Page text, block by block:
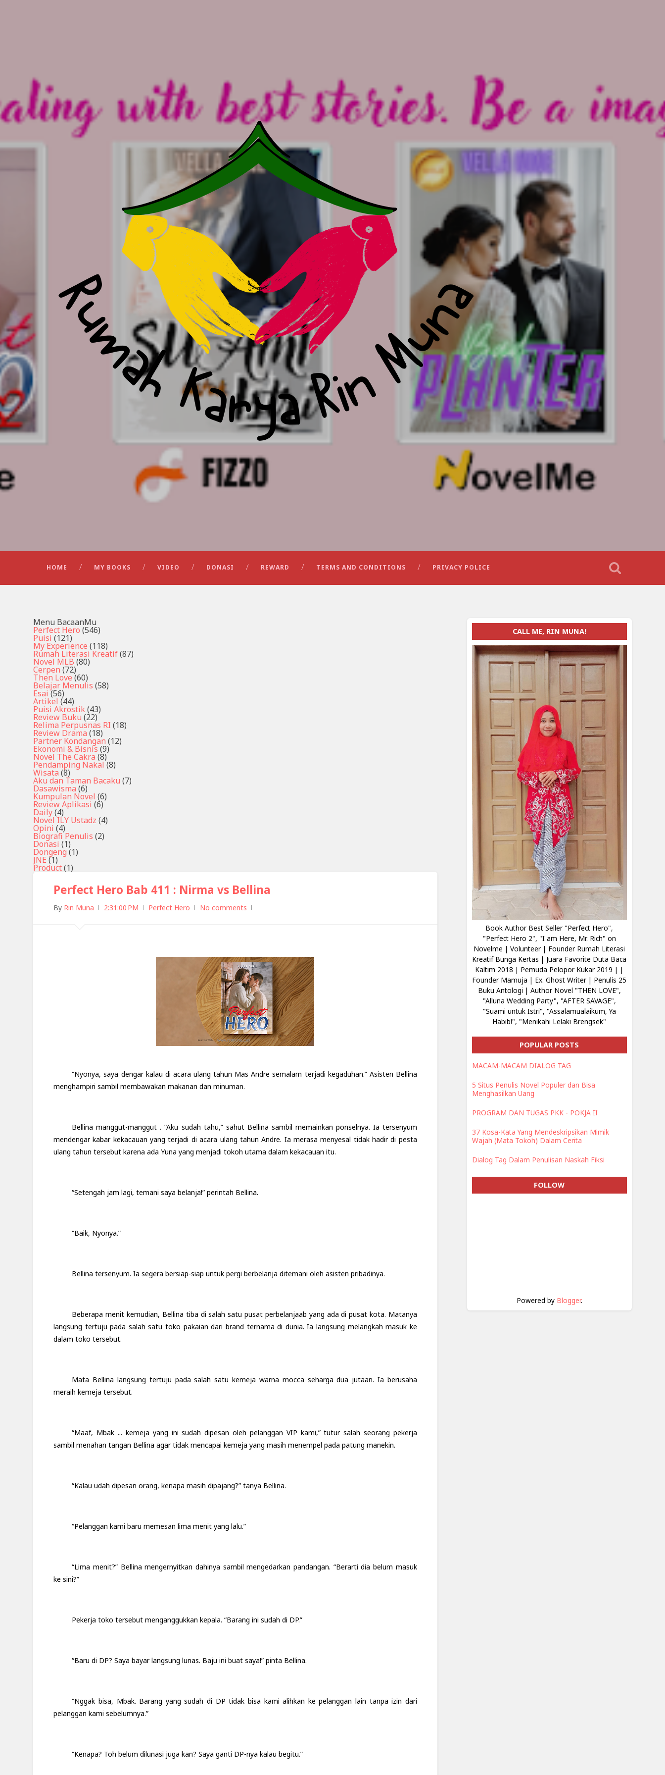
HOME MY BOOKS VIDEO DONASI REWARD TERMS AND CONDITIONS PRIVACY POLICE
Menu BacaanMu
Perfect Hero (546)
Puisi (121)
My Experience (118)
Rumah Literasi Kreatif(87)
Novel MLB (80)
Cerpen (72)
Then Love (60)
Belajar Menulis (58)
Esai (56)
Artikel (44)
Puisi Akrostik(43)
Review Buku (22)
Relima Perpusnas RI (18)
Review Drama (18)
Partner Kondangan (12)
Ekonomi & Bisnis (9)
Novel The Cakra (8)
Pendamping Nakal(8)
Wisata (8)
Aku dan Taman Bacaku (7)
Dasawisma (6)
Kumpulan Novel (6)
Review Aplikasi (6)
Daily(4)
Novel ILY Ustadz (4)
Opini (4)
Biografi Penulis (2)
Donasi (1)
Dongeng (1)
JNE (1)
Product(1)
Perfect Hero Bab 411 : Nirma vs Bellina
By Rin Muna 2:31:00 PM Perfect Hero No comments
“Nyonya, saya dengar kalau di acara ulang tahun Mas Andre semalam terjadi kegaduhan.” Asisten Bellina
menghampiri sambil membawakan makanan dan minuman.
Bellina manggut-manggut . “Aku sudah tahu,” sahut Bellina sambil memainkan ponselnya. Ia tersenyum
mendengar kabar kekacauan yang terjadi di acara ulang tahun Andre. Ia merasa menyesal tidak hadir di pesta
ulang tahun tersebut karena ada Yuna yang menjadi tokoh utama dalam kekacauan itu.
“Setengah jam lagi, temani saya belanja!” perintah Bellina.
“Baik, Nyonya.”
Bellina tersenyum. Ia segera bersiap-siap untuk pergi berbelanja ditemani oleh asisten pribadinya.
Beberapa menit kemudian, Bellina tiba di salah satu pusat perbelanjaab yang ada di pusat kota. Matanya
langsung tertuju pada salah satu toko pakaian dari brand ternama di dunia. Ia langsung melangkah masuk ke
dalam toko tersebut.
Mata Bellina langsung tertuju pada salah satu kemeja warna mocca seharga dua jutaan. Ia berusaha
meraih kemeja tersebut.
“Maaf, Mbak ... kemeja yang ini sudah dipesan oleh pelanggan VIP kami,” tutur salah seorang pekerja
sambil menahan tangan Bellina agar tidak mencapai kemeja yang masih menempel pada patung manekin.
“Kalau udah dipesan orang, kenapa masih dipajang?” tanya Bellina.
“Pelanggan kami baru memesan lima menit yang lalu.”
“Lima menit?” Bellina mengernyitkan dahinya sambil mengedarkan pandangan. “Berarti dia belum masuk
ke sini?”
Pekerja toko tersebut menganggukkan kepala. “Barang ini sudah di DP.”
“Baru di DP? Saya bayar langsung lunas. Baju ini buat saya!” pinta Bellina.
“Nggak bisa, Mbak. Barang yang sudah di DP tidak bisa kami alihkan ke pelanggan lain tanpa izin dari
pelanggan kami sebelumnya.”
“Kenapa? Toh belum dilunasi juga kan? Saya ganti DP-nya kalau begitu.”
CALL ME, RIN MUNA!
Book Author Best Seller "Perfect Hero",
"Perfect Hero 2", "I am Here, Mr. Rich" on
Novelme | Volunteer | Founder Rumah Literasi
Kreatif Bunga Kertas | Juara Favorite Duta Baca
Kaltim 2018 | Pemuda Pelopor Kukar 2019 | |
Founder Mamuja | Ex. Ghost Writer | Penulis 25
Buku Antologi | Author Novel "THEN LOVE",
"Alluna Wedding Party", "AFTER SAVAGE",
"Suami untuk Istri", "Assalamualaikum, Ya
Habib!", "Menikahi Lelaki Brengsek"
POPULAR POSTS
MACAM-MACAM DIALOG TAG
5 Situs Penulis Novel Populer dan Bisa
Menghasilkan Uang
PROGRAM DAN TUGAS PKK - POKJA II
37 Kosa-Kata Yang Mendeskripsikan Mimik
Wajah (Mata Tokoh) Dalam Cerita
Dialog Tag Dalam Penulisan Naskah Fiksi
FOLLOW
Powered by Blogger.